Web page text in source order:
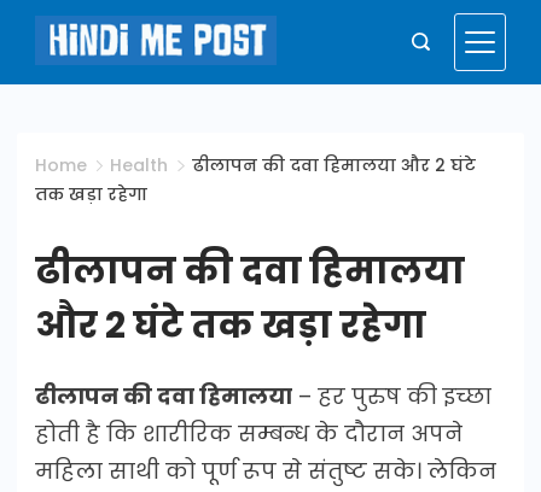
Skip
content
Hindi
Me
Post
Home Health
ढीलापन की दवा हिमालया और 2 घंटे
तक खड़ा रहेगा
ढीलापन की दवा हिमालया
और 2 घंटे तक खड़ा रहेगा
ढीलापन की दवा हिमालया – हर पुरुष की इच्छा
होती है कि शारीरिक सम्बन्ध के दौरान अपने
महिला साथी को पूर्ण रूप से संतुष्ट सके। लेकिन